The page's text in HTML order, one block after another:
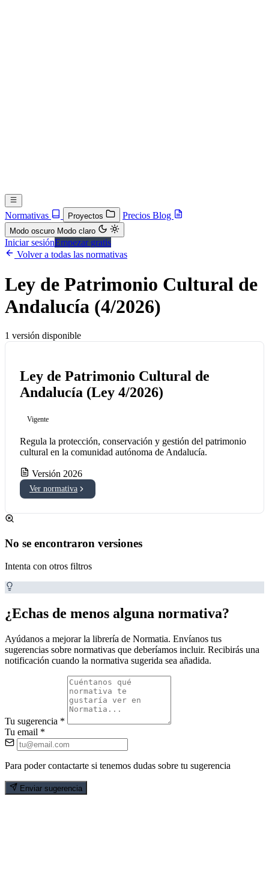
Normativas Proyectos Precios Blog
Modo oscuro Modo claro
Iniciar sesiónEmpezar gratis
Volver a todas las normativas
Ley de Patrimonio Cultural de
Andalucía (4/2026)
1 versión disponible
Ley de Patrimonio Cultural de
Andalucía (Ley 4/2026)
Vigente
Regula la protección, conservación y gestión del patrimonio
cultural en la comunidad autónoma de Andalucía.
Versión 2026
Ver normativa
No se encontraron versiones
Intenta con otros filtros
¿Echas de menos alguna normativa?
Ayúdanos a mejorar la librería de Normatia. Envíanos tus
sugerencias sobre normativas que deberíamos incluir. Recibirás una
notificación cuando la normativa sugerida sea añadida.
Tu sugerencia *
Tu email *
Para poder contactarte si tenemos dudas sobre tu sugerencia
Enviar sugerencia